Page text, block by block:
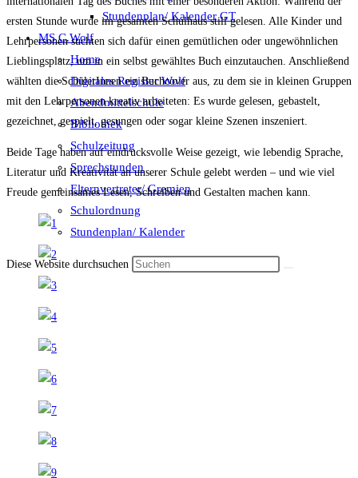
Stundenplan/ Kalender GT
MS C.Wolf
Home
Digitales Register Wolf
Abendmittelschule
Bibliothek
Schulzeitung
Sprechstunden
Elternvertreter/ Gremien
Schulordnung
Stundenplan/ Kalender
Diese Website durchsuchen
ersten Stunde wurde im gesamten Schulhaus still gelesen. Alle Kinder und
Lehrpersonen suchten sich dafür einen gemütlichen oder ungewöhnlichen
Lieblingsplatz, um in ein selbst gewähltes Buch einzutauchen. Anschließend
wählten die SchülerInnen ein Buchcover aus, zu dem sie in kleinen Gruppen
mit den Lehrpersonen kreativ arbeiteten: Es wurde gelesen, gebastelt,
gezeichnet, gespielt, gesungen oder sogar kleine Szenen inszeniert.
Beide Tage haben auf eindrucksvolle Weise gezeigt, wie lebendig Sprache,
Literatur und Kreativität an unserer Schule gelebt werden – und wie viel
Freude gemeinsames Lesen, Schreiben und Gestalten machen kann.